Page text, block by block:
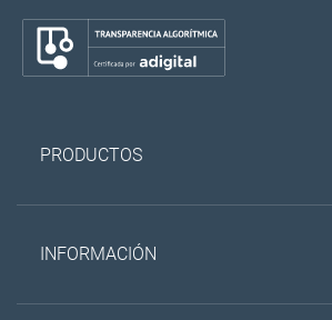
PRODUCTOS
INFORMACIÓN